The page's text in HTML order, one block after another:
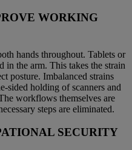
WORKING
hands throughout. Tablets or
in the arm. This takes the strain
posture. Imbalanced strains
sided holding of scanners and
workflows themselves are
steps are eliminated.
SECURITY